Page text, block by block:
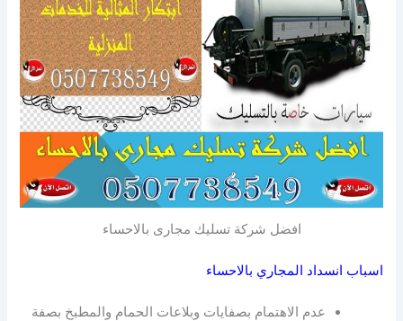
افضل شركة تسليك مجارى بالاحساء
اسباب انسداد المجاري بالاحساء
عدم الاهتمام بصفايات وبلاعات الحمام والمطبخ بصفة